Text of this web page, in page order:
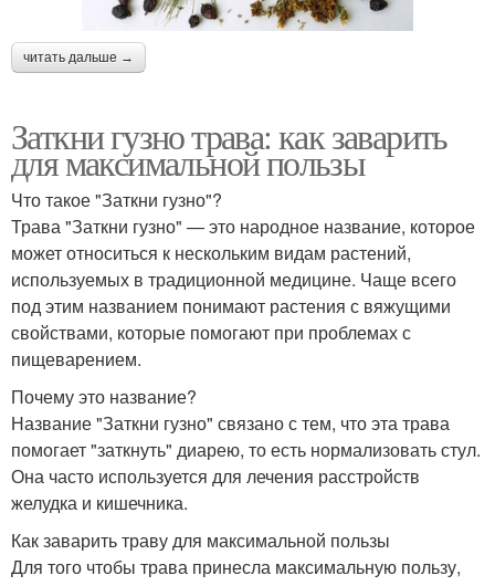
читать дальше →
Заткни гузно трава: как заварить
для максимальной пользы
Что такое "Заткни гузно"?
Трава "Заткни гузно" — это народное название, которое
может относиться к нескольким видам растений,
используемых в традиционной медицине. Чаще всего
под этим названием понимают растения с вяжущими
свойствами, которые помогают при проблемах с
пищеварением.
Почему это название?
Название "Заткни гузно" связано с тем, что эта трава
помогает "заткнуть" диарею, то есть нормализовать стул.
Она часто используется для лечения расстройств
желудка и кишечника.
Как заварить траву для максимальной пользы
Для того чтобы трава принесла максимальную пользу,